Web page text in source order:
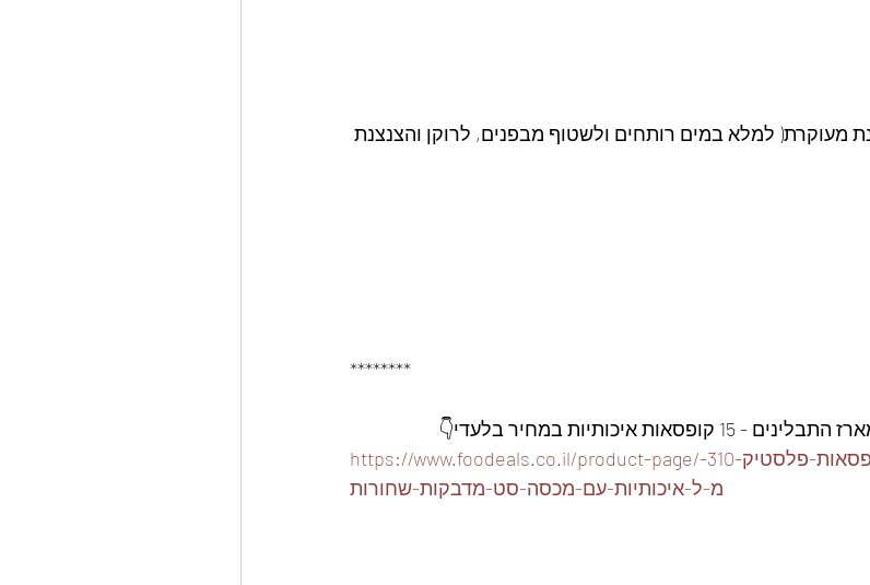
מעוקרת( למלא במים רותחים ולשטוף מבפנים, לרוקן והצנצנת
********
איכותיות במחיר בלעדי👇
https://www.foodeals.co.il/product-page/מארז-15-קופסאות-פלסטיק-310-
מ-ל-איכותיות-עם-מכסה-סט-מדבקות-שחורות